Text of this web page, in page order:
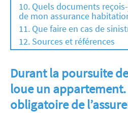
Quels documents
de mon assurance
Que faire en cas de
Sources et références
Durant la poursuite
loue un appartement.
obligatoire de